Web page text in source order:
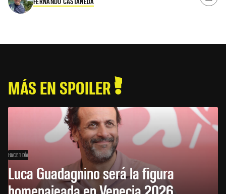
MÁS EN SPOILER
HACE 1 DÍA
Luca Guadagnino será la figura